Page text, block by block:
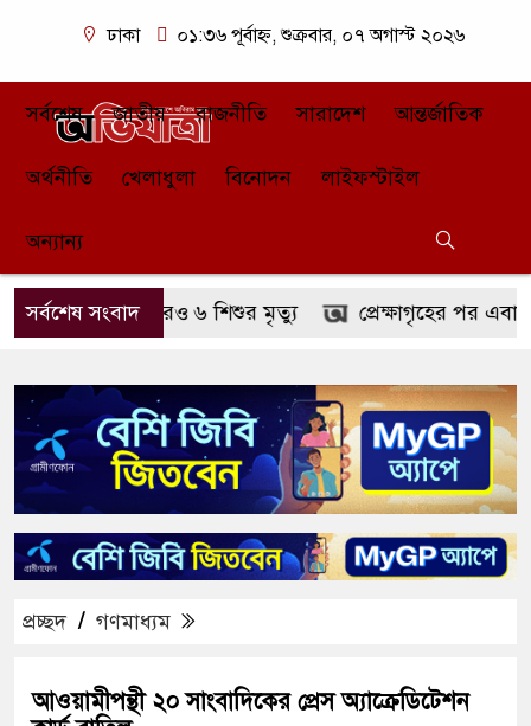
ঢাকা ০১:৩৬ পূর্বাহ্ন, শুক্রবার, ০৭ অগাস্ট ২০২৬
সর্বশেষ জাতীয় রাজনীতি সারাদেশ আন্তর্জাতিক
অর্থনীতি খেলাধুলা বিনোদন লাইফস্টাইল
অন্যান্য
সর্বশেষ সংবাদ
আরও ৬ শিশুর মৃত্যু প্রেক্ষাগৃহের পর এবার ওটিটি
প্রচ্ছদ/ গণমাধ্যম
আওয়ামীপন্থী ২০ সাংবাদিকের প্রেস অ্যাক্রেডিটেশন